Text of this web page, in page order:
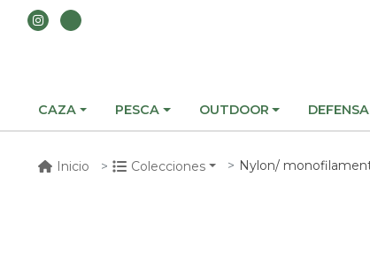
CAZA PESCA OUTDOOR
Inicio Colecciones Nylon/ monofilamento